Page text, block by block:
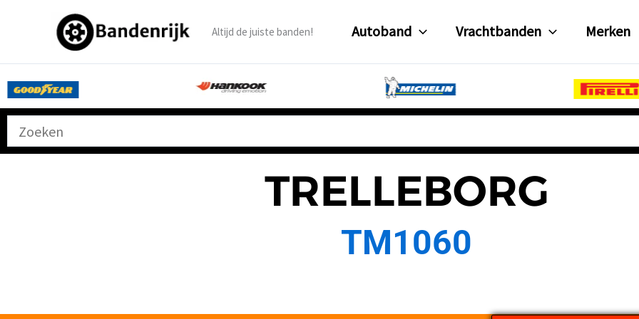
inhoud
Altijd de juiste banden! Autoband Vrachtbanden Merken
TRELLEBORG
TM1060